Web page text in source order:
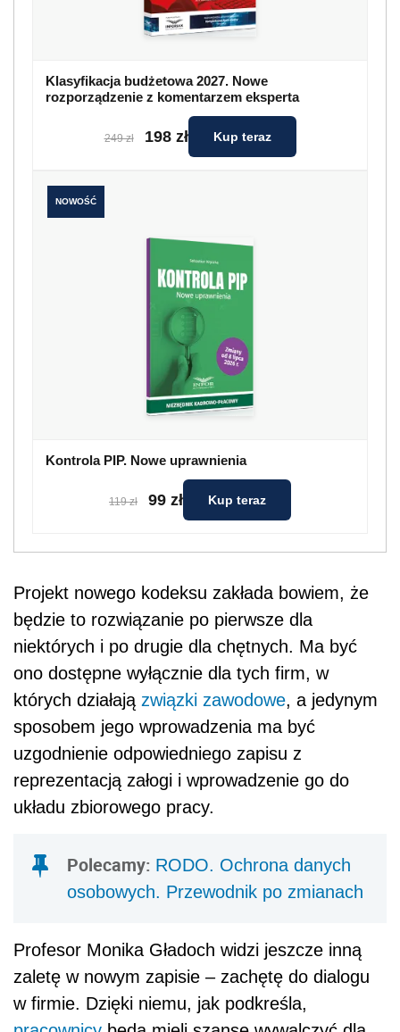
Klasyfikacja budżetowa 2027. Nowe
rozporządzenie z komentarzem eksperta
249 zł 198 zł Kup teraz
NOWOŚĆ
Kontrola PIP. Nowe uprawnienia
119 zł 99 zł Kup teraz
Projekt nowego kodeksu zakłada bowiem, że
będzie to rozwiązanie po pierwsze dla
niektórych i po drugie dla chętnych. Ma być
ono dostępne wyłącznie dla tych firm, w
których działają związki zawodowe, a jedynym
sposobem jego wprowadzenia ma być
uzgodnienie odpowiedniego zapisu z
reprezentacją załogi i wprowadzenie go do
układu zbiorowego pracy.
Polecamy: RODO. Ochrona danych
osobowych. Przewodnik po zmianach
Profesor Monika Gładoch widzi jeszcze inną
zaletę w nowym zapisie – zachętę do dialogu
w firmie. Dzięki niemu, jak podkreśla,